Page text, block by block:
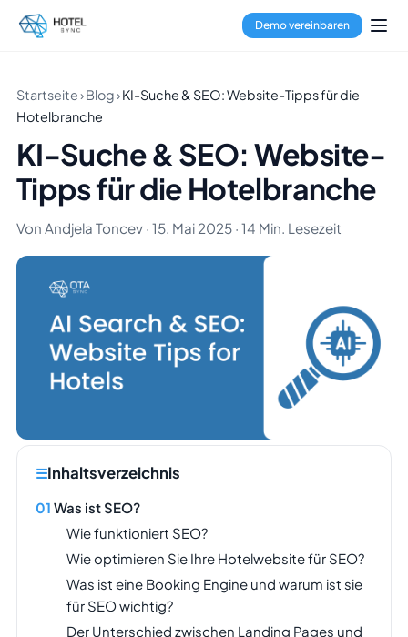
Demo vereinbaren
Startseite›Blog›KI-Suche & SEO: Website-Tipps für die
Hotelbranche
KI-Suche & SEO: Website-
Tipps für die Hotelbranche
Von Andjela Toncev · 15. Mai 2025 · 14 Min. Lesezeit
Inhaltsverzeichnis
Was ist SEO?
Wie funktioniert SEO?
Wie optimieren Sie Ihre Hotelwebsite für SEO?
Was ist eine Booking Engine und warum ist sie
für SEO wichtig?
Der Unterschied zwischen Landing Pages und